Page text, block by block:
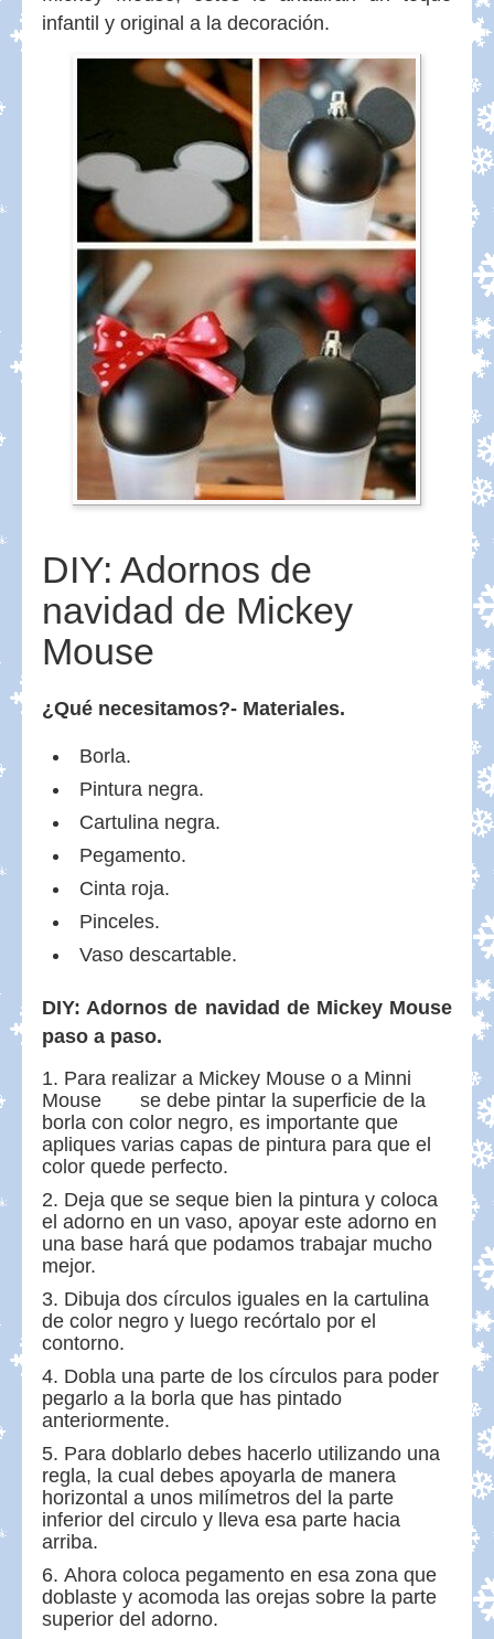
infantil y original a la decoración.
DIY: Adornos de
navidad de Mickey
Mouse
¿Qué necesitamos?- Materiales.
Borla.
Pintura negra.
Cartulina negra.
Pegamento.
Cinta roja.
Pinceles.
Vaso descartable.
DIY: Adornos de navidad de Mickey Mouse
paso a paso.
Para realizar a Mickey Mouse o a Minni
Mouse se debe pintar la superficie de la
borla con color negro, es importante que
apliques varias capas de pintura para que el
color quede perfecto.
Deja que se seque bien la pintura y coloca
el adorno en un vaso, apoyar este adorno en
una base hará que podamos trabajar mucho
mejor.
Dibuja dos círculos iguales en la cartulina
de color negro y luego recórtalo por el
contorno.
Dobla una parte de los círculos para poder
pegarlo a la borla que has pintado
anteriormente.
Para doblarlo debes hacerlo utilizando una
regla, la cual debes apoyarla de manera
horizontal a unos milímetros del la parte
inferior del circulo y lleva esa parte hacia
arriba.
Ahora coloca pegamento en esa zona que
doblaste y acomoda las orejas sobre la parte
superior del adorno.